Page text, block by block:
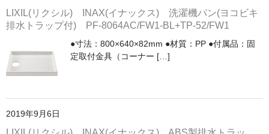
LIXIL(リクシル) INAX(イナックス) 洗濯機パン(ヨコビキ
排水トラップ付) PF-8064AC/FW1-BL+TP-52/FW1
●寸法：800×640×82mm ●材質：PP ●付属品：固
定取付金具（コーナー […]
2019年9月6日